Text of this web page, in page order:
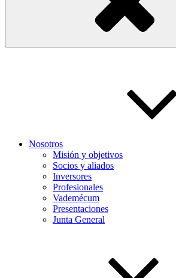
Nosotros
Misión y objetivos
Socios y aliados
Inversores
Profesionales
Vademécum
Presentaciones
Junta General